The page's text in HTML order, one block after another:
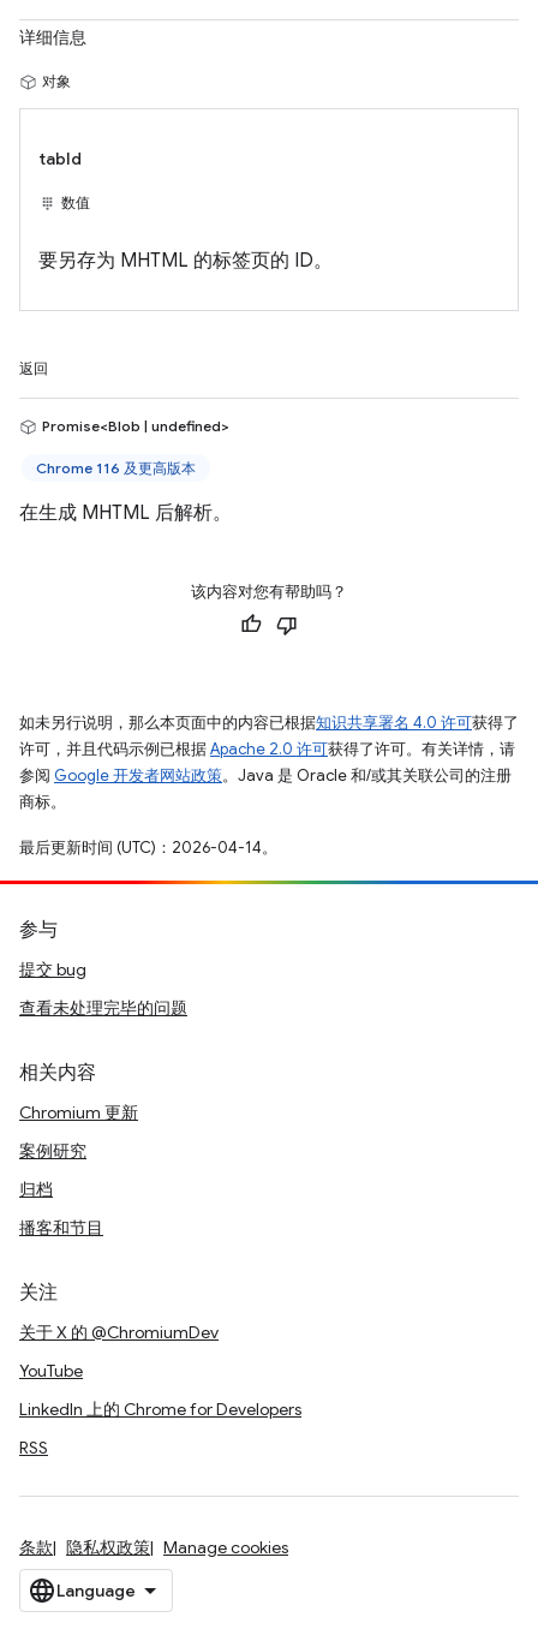
详细信息
对象
tabId
数值
要另存为 MHTML 的标签页的 ID。
返回
Promise<Blob | undefined>
Chrome 116 及更高版本
在生成 MHTML 后解析。
该内容对您有帮助吗？
如未另行说明，那么本页面中的内容已根据知识共享署名 4.0 许可获得了
许可，并且代码示例已根据Apache 2.0 许可获得了许可。有关详情，请
参阅 Google 开发者网站政策。Java 是 Oracle 和/或其关联公司的注册
商标。
最后更新时间 (UTC)：2026-04-14。
参与
提交 bug
查看未处理完毕的问题
相关内容
Chromium 更新
案例研究
归档
播客和节目
关注
关于 X 的 @ChromiumDev
YouTube
LinkedIn 上的 Chrome for Developers
RSS
条款 隐私权政策 Manage cookies